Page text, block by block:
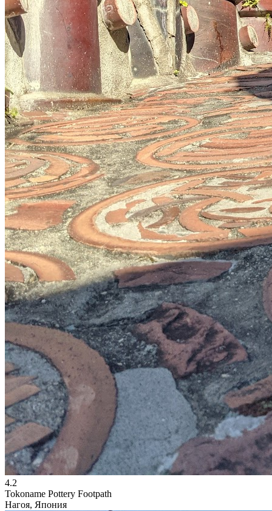
4.2
Tokoname Pottery Footpath
Нагоя, Япония